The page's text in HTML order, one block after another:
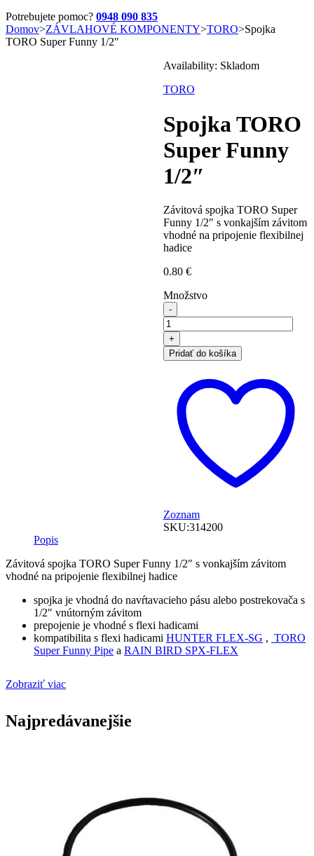
Potrebujete pomoc? 0948 090 835
Domov>ZÁVLAHOVÉ KOMPONENTY>TORO>Spojka
TORO Super Funny 1/2″
Availability: Skladom
TORO
Spojka TORO
Super Funny
1/2″
Závitová spojka TORO Super
Funny 1/2″ s vonkajším závitom
vhodné na pripojenie flexibilnej
hadice
0.80 €
Množstvo
množstvo
Spojka
TORO
Super
Funny
Pridať do košíka
Zoznam
SKU:314200
Popis
Závitová spojka TORO Super Funny 1/2″ s vonkajším závitom
vhodné na pripojenie flexibilnej hadice
spojka je vhodná do navŕtavacieho pásu alebo postrekovača s
1/2″ vnútorným závitom
prepojenie je vhodné s flexi hadicami
kompatibilita s flexi hadicami HUNTER FLEX-SG , TORO
Super Funny Pipe a RAIN BIRD SPX-FLEX
Zobraziť viac
Najpredávanejšie